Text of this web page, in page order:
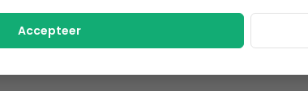
Bekijk product
Accepteer